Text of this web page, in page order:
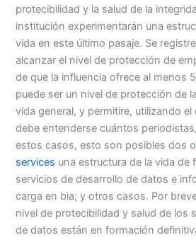
protecibilidad y la salud de la
institución experimentarán una
vida en este último pasaje. Se
alcanzar el nivel de protección de
de que la influencia ofrece al menos
puede ser un nivel de protección de
vida general, y permitire, utilizando el
debe entenderse cuántos
estos casos, esto son posibles dos
services una estructura de la vida de
servicios de desarrollo de datos e
carga en bia; y otros casos. Por
nivel de protecibilidad y salud de los
de datos están en formación